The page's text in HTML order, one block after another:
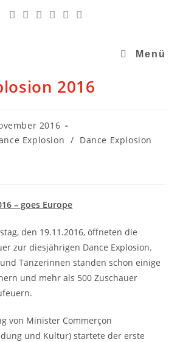
Menü
2016
2016
Explosion / Dance Explosion
– goes Europe
den 19.11.2016, öffneten die
zur diesjährigen Dance Explosion.
Tänzerinnen standen schon einige
und mehr als 500 Zuschauer
von Minister Commerçon
und Kultur) startete der erste